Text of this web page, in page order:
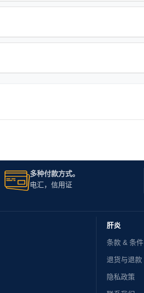
多种付款方式。
电汇，信用证
肝炎
条款 & 条件
退货与退款
隐私政策